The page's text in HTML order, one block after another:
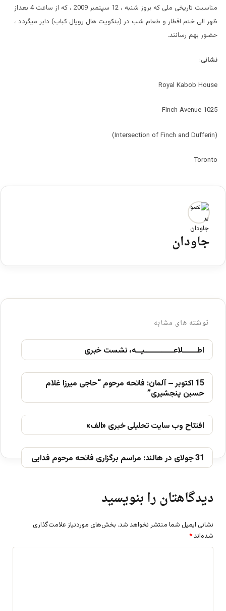
مناسبت تاریخی ملی که بروز شنبه ، 12 سپتمبر 2009 ، که از ساعت 4 بعداز
ظهر الی ختم افطار و طعام شب در (بنکویت هال رویال کباب) دایر میگردد ،
حضور بهم رسانند.
نشانی:
Royal Kabob House
1025 Finch Avenue
(Intersection of Finch and Dufferin)
Toronto
جاودان
نوشته های مشابه
اطــــــلاعــــــــــــیــه، نشست خبری
15 اکتوبر – آلمان: فاتحه مرحوم “حاجی میرزا غلام
حسین پنجشیری”
افتتاح وب سایت تحلیلی خبری «الف»
31 جولای در هالند: مراسم برگزاری فاتحه مرحوم فدایی
دیدگاهتان را بنویسید
نشانی ایمیل شما منتشر نخواهد شد. بخش‌های موردنیاز علامت‌گذاری
شده‌اند *